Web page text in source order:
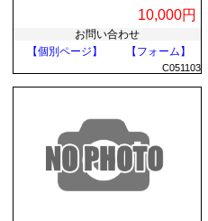
10,000円
お問い合わせ
【個別ページ】
【フォーム】
C051103